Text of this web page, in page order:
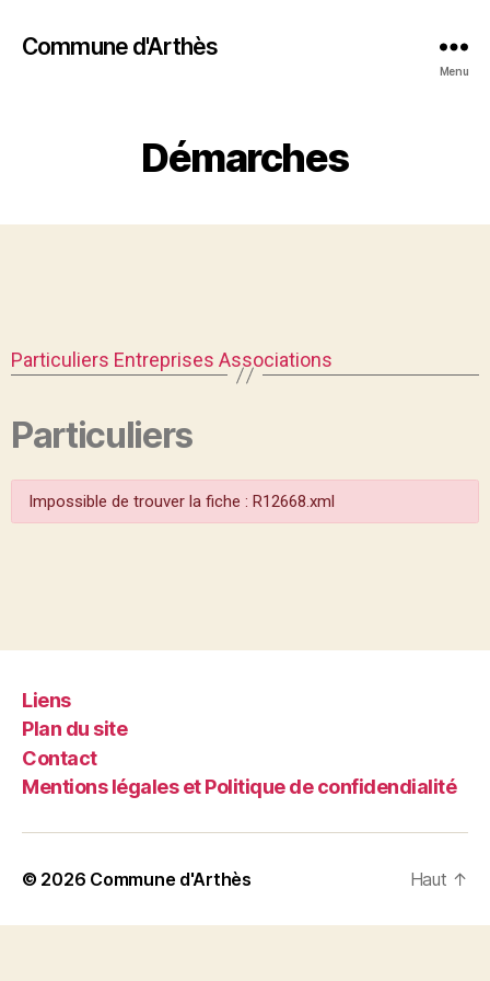
Commune d'Arthès
Menu
Démarches
Particuliers Entreprises Associations
Particuliers
Impossible de trouver la fiche : R12668.xml
Liens
Plan du site
Contact
Mentions légales et Politique de confidendialité
© 2026 Commune d'Arthès Haut ↑